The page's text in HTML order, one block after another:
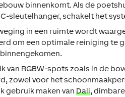
binnenkomt. Als de
sleutelhanger, schakelt het
in een ruimte wordt
om een optimale reiniging te
van RGBW-spots zoals in de
zowel voor het
gebruik maken vanDali,